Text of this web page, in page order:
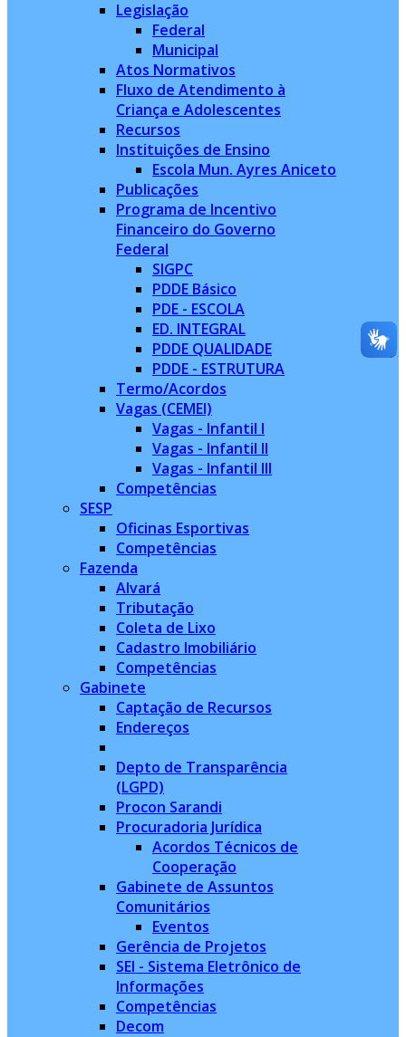
Legislação
Federal
Municipal
Atos Normativos
Fluxo de Atendimento à
Criança e Adolescentes
Recursos
Instituições de Ensino
Escola Mun. Ayres Aniceto
Publicações
Programa de Incentivo
Financeiro do Governo
Federal
SIGPC
PDDE Básico
PDE - ESCOLA
ED. INTEGRAL
PDDE QUALIDADE
PDDE - ESTRUTURA
Termo/Acordos
Vagas (CEMEI)
Vagas - Infantil I
Vagas - Infantil II
Vagas - Infantil III
Competências
SESP
Oficinas Esportivas
Competências
Fazenda
Alvará
Tributação
Coleta de Lixo
Cadastro Imobiliário
Competências
Gabinete
Captação de Recursos
Endereços
Depto de Transparência
(LGPD)
Procon Sarandi
Procuradoria Jurídica
Acordos Técnicos de
Cooperação
Gabinete de Assuntos
Comunitários
Eventos
Gerência de Projetos
SEI - Sistema Eletrônico de
Informações
Competências
Decom